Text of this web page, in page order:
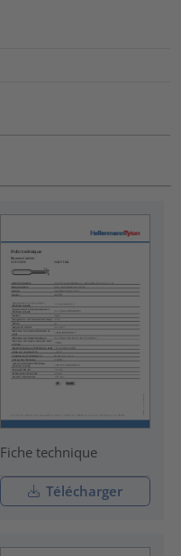
Fiche technique
Télécharger